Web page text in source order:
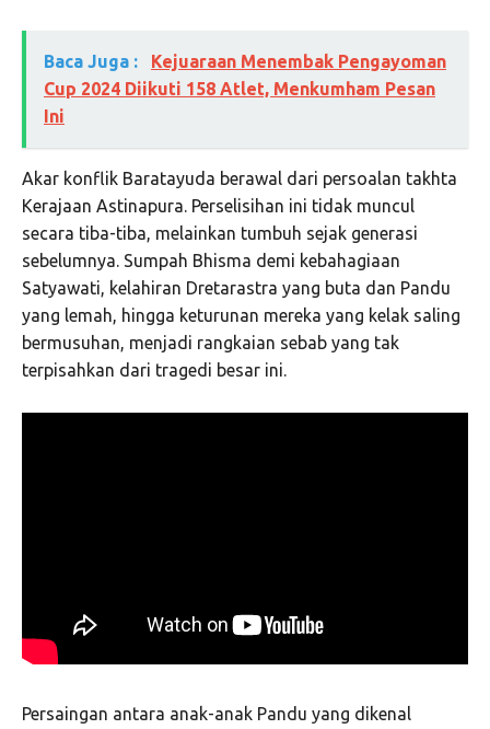
Baca Juga :
Kejuaraan Menembak Pengayoman
Cup 2024 Diikuti 158 Atlet, Menkumham Pesan
Ini
Akar konflik Baratayuda berawal dari persoalan takhta
Kerajaan Astinapura. Perselisihan ini tidak muncul
secara tiba-tiba, melainkan tumbuh sejak generasi
sebelumnya. Sumpah Bhisma demi kebahagiaan
Satyawati, kelahiran Dretarastra yang buta dan Pandu
yang lemah, hingga keturunan mereka yang kelak saling
bermusuhan, menjadi rangkaian sebab yang tak
terpisahkan dari tragedi besar ini.
Persaingan antara anak-anak Pandu yang dikenal